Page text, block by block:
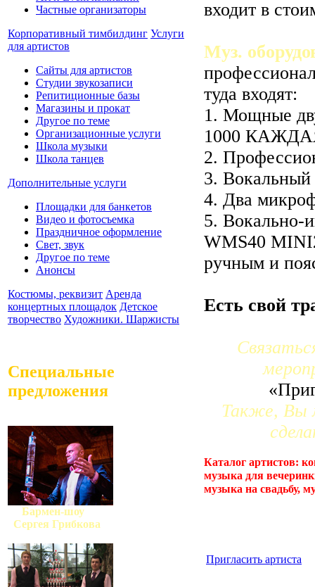
Частные организаторы
Корпоративный тимбилдинг Услуги
для артистов
Сайты для артистов
Студии звукозаписи
Репитиционные базы
Магазины и прокат
Другое по теме
Организационные услуги
Школа музыки
Школа танцев
Дополнительные услуги
Площадки для банкетов
Видео и фотосъемка
Праздничное оформление
Свет, звук
Другое по теме
Анонсы
Костюмы, реквизит Аренда
концертных площадок Детское
творчество Художники. Шаржисты
Специальные
предложения
Бармен-шоу
Сергея Грибкова
входит в
Муз.
туда входят:
1. Мощные
1000
2.
3. Вокальный
4. Два
5. Вокально-
WMS40
ручным и
Есть свой
Также, Вы
Каталог артистов:
музыка для
музыка на свадьбу,
Пригласить артиста